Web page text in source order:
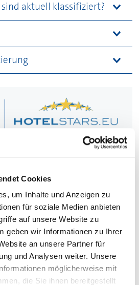
Cookies
um Inhalte und Anzeigen zu
für soziale Medien anbieten
auf unsere Website zu
geben wir Informationen zu Ihrer
an unsere Partner für
und Analysen weiter. Unsere
möglicherweise mit
die Sie ihnen bereitgestellt
aktuell klassifiziert?
strahlen - schon
die Sterne Hotelgästen
die Gäste wissen, welche
und welcher Standard
Sterne ein Instrument zur
Qualität sichtbar,
in digitalen Medien